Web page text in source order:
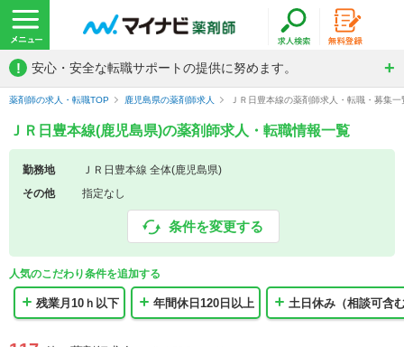
! 安心・安全な転職サポートの提供に努めます。
薬剤師の求人・転職TOP 鹿児島県の薬剤師求人 ＪＲ日豊本線の薬剤師求人・転職・募集一
ＪＲ日豊本線(鹿児島県)の薬剤師求人・転職情報一覧
勤務地
ＪＲ日豊本線 全体(鹿児島県)
その他
指定なし
条件を変更する
人気のこだわり条件を追加する
残業月10ｈ以下 年間休日120日以上 土日休み（相談可含